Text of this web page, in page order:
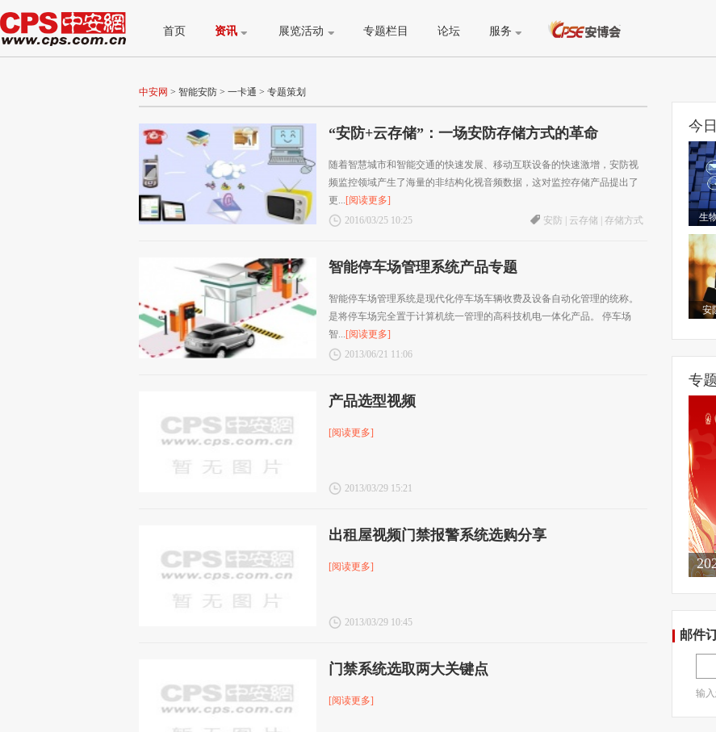
首页 资讯 展览活动 专题栏目 论坛 服务
中安网 > 智能安防 > 一卡通 > 专题策划
“安防+云存储”：一场安防存储方式的革命
随着智慧城市和智能交通的快速发展、移动互联设备的快速激增，安防视
频监控领域产生了海量的非结构化视音频数据，这对监控存储产品提出了
更...[阅读更多]
2016/03/25 10:25
安防 云存储 存储方式
智能停车场管理系统产品专题
智能停车场管理系统是现代化停车场车辆收费及设备自动化管理的统称。
是将停车场完全置于计算机统一管理的高科技机电一体化产品。 停车场
智...[阅读更多]
2013/06/21 11:06
产品选型视频
[阅读更多]
2013/03/29 15:21
出租屋视频门禁报警系统选购分享
[阅读更多]
2013/03/29 10:45
门禁系统选取两大关键点
[阅读更多]
今
生
安
专
邮件
输